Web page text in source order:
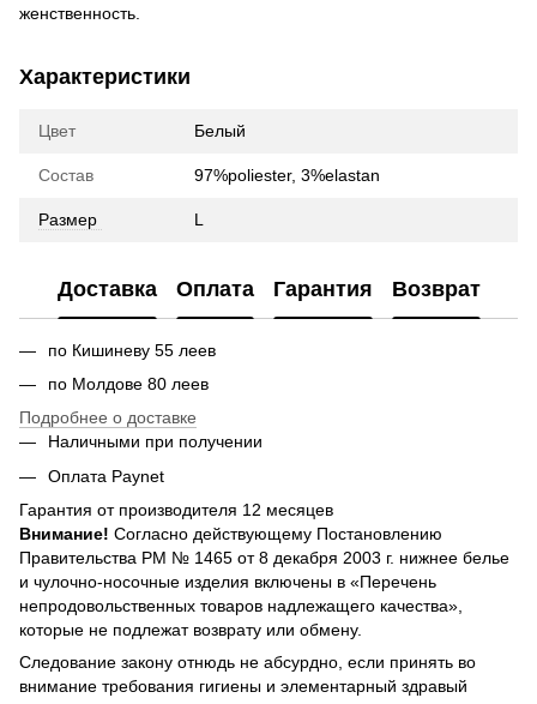
женственность.
Характеристики
Цвет Белый
Состав 97%poliester, 3%elastan
Размер L
Доставка Оплата Гарантия Возврат
по Кишиневу 55 леев
по Молдове 80 леев
Подробнее о доставке
Наличными при получении
Оплата Paynet
Гарантия от производителя 12 месяцев
Внимание! Согласно действующему Постановлению
Правительства РМ № 1465 от 8 декабря 2003 г. нижнее белье
и чулочно-носочные изделия включены в «Перечень
непродовольственных товаров надлежащего качества»,
которые не подлежат возврату или обмену.
Следование закону отнюдь не абсурдно, если принять во
внимание требования гигиены и элементарный здравый